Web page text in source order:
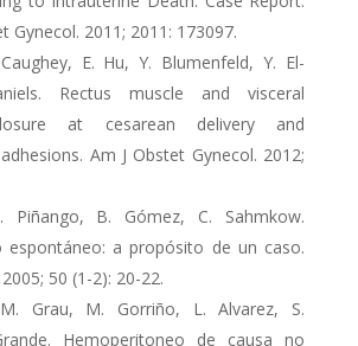
Gynecol. 2011; 2011: 173097.
E. Hu, Y. Blumenfeld, Y. El-
Rectus muscle and visceral
at cesarean delivery and
Am J Obstet Gynecol. 2012;
Piñango, B. Gómez, C. Sahmkow.
espontáneo: a propósito de un caso.
50 (1-2): 20-22.
Grau, M. Gorriño, L. Alvarez, S.
Hemoperitoneo de causa no